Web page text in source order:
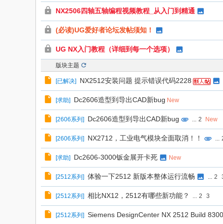
NX2506四轴五轴编程视频教程_从入门到精通
(必读)UG爱好者论坛发帖须知！
UG NX入门教程（详细到每一个选项）
版块主题
[已解决] NX2512安装问题 提示错误代码2228
[求助] Dc2606造型到导出CAD新bug New
[2606系列 ] Dc2606造型到导出CAD新bug ... 2 New
[2606系列 ] NX2712，工业电气模块全面取消！！ ...
[求助] Dc2606-3000钣金展开卡死 New
[2512系列 ] 体验一下2512 新版本整体运行流畅 ... 2
[2512系列 ] 相比NX12，2512有哪些新功能？ ... 2 3
[2512系列 ] Siemens DesignCenter NX 2512 Build